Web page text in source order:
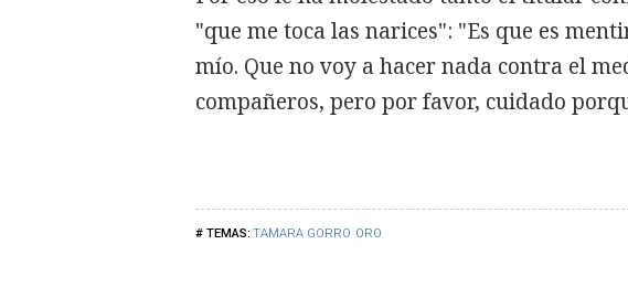
TAMARA GORRO ORO
"que me toca las narices": "Es que es
mío. Que no voy a hacer nada contra el
compañeros, pero por favor, cuidado